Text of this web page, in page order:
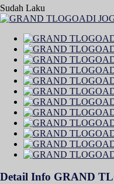
Sudah Laku
Detail Info GRAND